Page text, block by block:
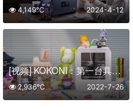
2024-4-12
4,149℃
[视频] KOKONI：第一台具有即时AI 3D建模功能的3D打印机
2022-7-26
2,936℃